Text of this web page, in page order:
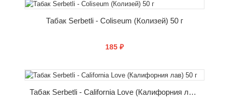
Табак Serbetli - Coliseum (Колизей) 50 г
185 ₽
КУПИТЬ
Табак Serbetli - California Love (Калифорния лав) 50 г